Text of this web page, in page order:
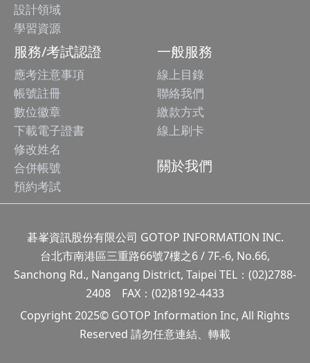
設計領域
學習資源
服務/考試認證
應考注意事項
帳號註冊
數位徽章
下載電子證書
修改姓名
合併帳號
預約考試
一般服務
線上目錄
聯絡我們
繳款方式
線上刷卡
關於我們
碁峯資訊股份有限公司 GOTOP INFORMATION INC.
台北市南港區三重路66號7樓之6 / 7F.-6, No.66,
Sanchong Rd., Nangang District, Taipei TEL：(02)2788-
2408 FAX：(02)8192-4433
Copyright 2025© GOTOP Information Inc, All Rights
Reserved 請勿任意連結、轉載